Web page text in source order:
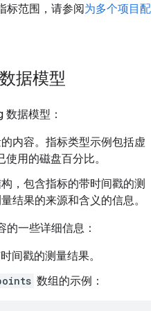
标范围，请参阅为多个项目配
据模型
据模型：
内容。指标类型示例包括虚
用的磁盘百分比。
，包含指标的带时间戳的测
结果的来源和含义的信息。
的一些详细信息：
间戳的测量结果。
数组的示例：